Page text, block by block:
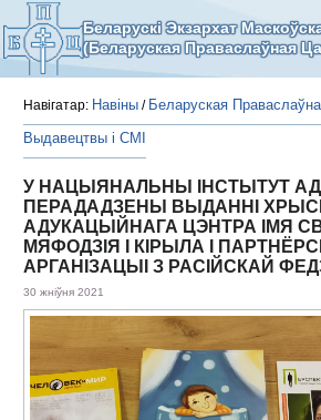
Беларускі Экзархат
(Беларуская Праваслаўная
Навігатар: Навіны / Беларуская
Выдавецтвы і СМІ
У НАЦЫЯНАЛЬНЫ ІНСТЫТУТ
ПЕРАДАДЗЕНЫ ВЫДАННІ
АДУКАЦЫЙНАГА ЦЭНТРА ІМЯ
МЯФОДЗІЯ І КІРЫЛА І
АРГАНІЗАЦЫІ З РАСІЙСКАЙ
30 жніўня 2021